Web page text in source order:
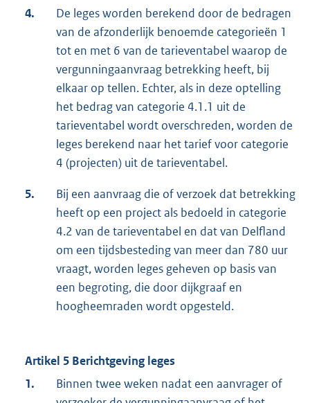
4.
De leges worden berekend door de bedragen
van de afzonderlijk benoemde categorieën 1
tot en met 6 van de tarieventabel waarop de
vergunningaanvraag betrekking heeft, bij
elkaar op tellen. Echter, als in deze optelling
het bedrag van categorie 4.1.1 uit de
tarieventabel wordt overschreden, worden de
leges berekend naar het tarief voor categorie
4 (projecten) uit de tarieventabel.
5.
Bij een aanvraag die of verzoek dat betrekking
heeft op een project als bedoeld in categorie
4.2 van de tarieventabel en dat van Delfland
om een tijdsbesteding van meer dan 780 uur
vraagt, worden leges geheven op basis van
een begroting, die door dijkgraaf en
hoogheemraden wordt opgesteld.
Artikel 5 Berichtgeving leges
1.
Binnen twee weken nadat een aanvrager of